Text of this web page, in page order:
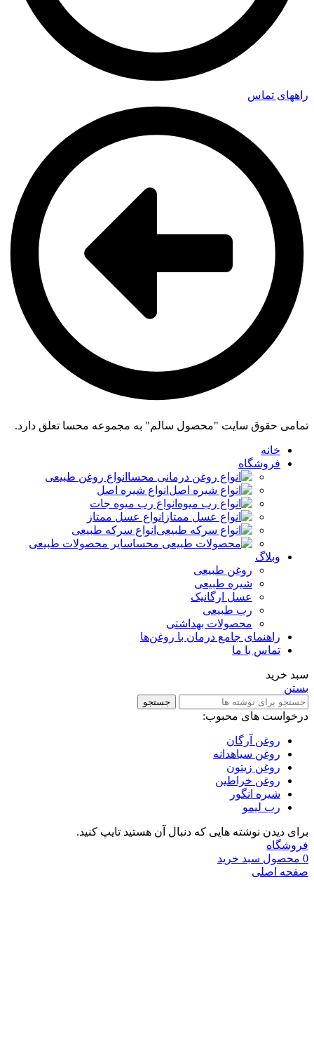
راههای تماس
تمامی حقوق سایت "محصول سالم" به مجموعه محسا تعلق دارد.
خانه
فروشگاه
انواع روغن طبیعی
انواع شیره اصل
انواع رب میوه جات
انواع عسل ممتاز
انواع سرکه طبیعی
سایر محصولات طبیعی
وبلاگ
روغن طبیعی
شیره طبیعی
عسل ارگانیک
رب طبیعی
محصولات بهداشتی
راهنمای جامع درمان با روغن‌ها
تماس با ما
سبد خرید
بستن
جستجو
درخواست های محبوب:
روغن آرگان
روغن سیاهدانه
روغن زیتون
روغن خراطین
شیره انگور
رب لیمو
برای دیدن نوشته هایی که دنبال آن هستید تایپ کنید.
فروشگاه
0 محصول سبد خرید
صفحه اصلی